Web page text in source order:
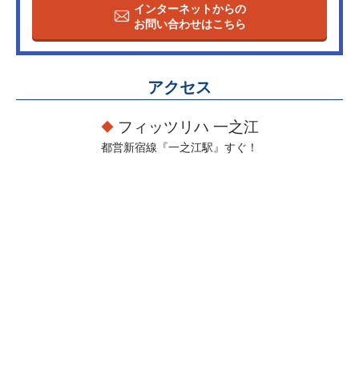
インターネットからの
お問い合わせはこちら
アクセス
フィッツリハ 一之江
都営新宿線『一之江駅』すぐ！